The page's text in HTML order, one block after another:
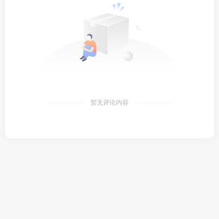
暂无评论内容